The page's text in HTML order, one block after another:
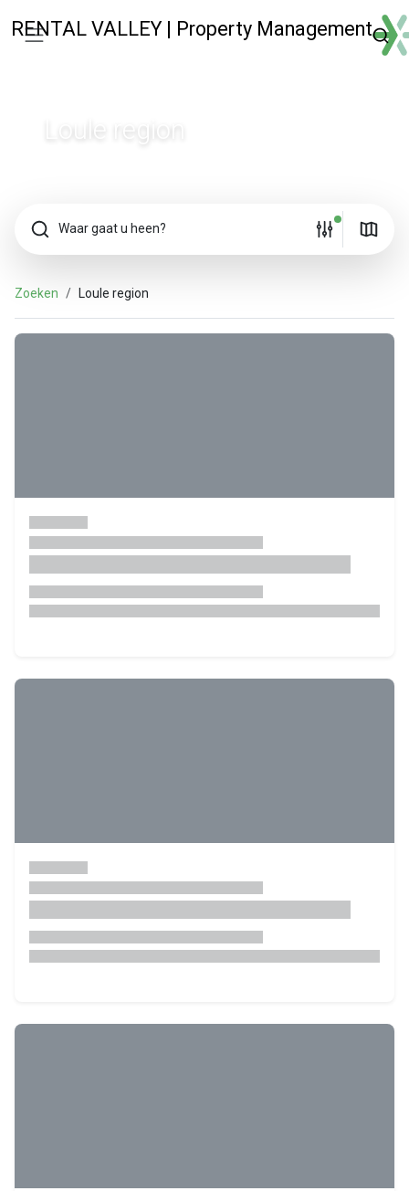
RENTAL VALLEY | Property Management
Loule region
Waar gaat u heen?
Zoeken Loule region